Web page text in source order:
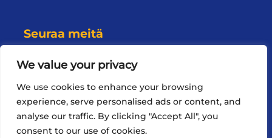
We value your privacy
We use cookies to enhance your browsing
experience, serve personalised ads or content, and
analyse our traffic. By clicking "Accept All", you
consent to our use of cookies.
Seuraa meitä